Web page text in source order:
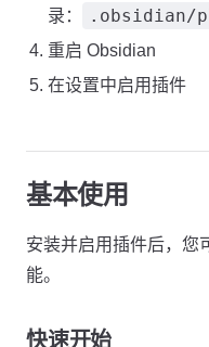
录：
.obsidian/
重启 Obsidian
在设置中启用插件
基本使用
安装并启用插件后，您
能。
快速开始